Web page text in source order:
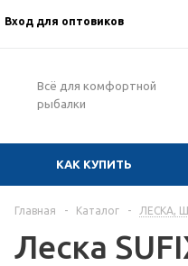
Вход для оптовиков
Всё для комфортной
рыбалки
КАК КУПИТЬ
Главная - Каталог - ЛЕСКА,
Леска